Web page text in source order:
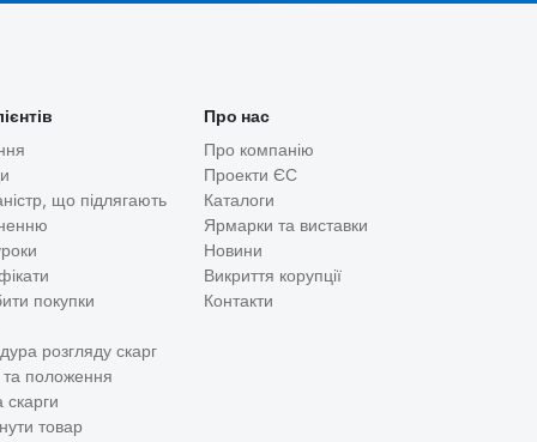
що підлягають
покупки
розгляду скарг
положення
товар
Про нас
Про компанію
Проекти ЄС
Каталоги
Ярмарки та виставки
Новини
Викриття корупції
Контакти